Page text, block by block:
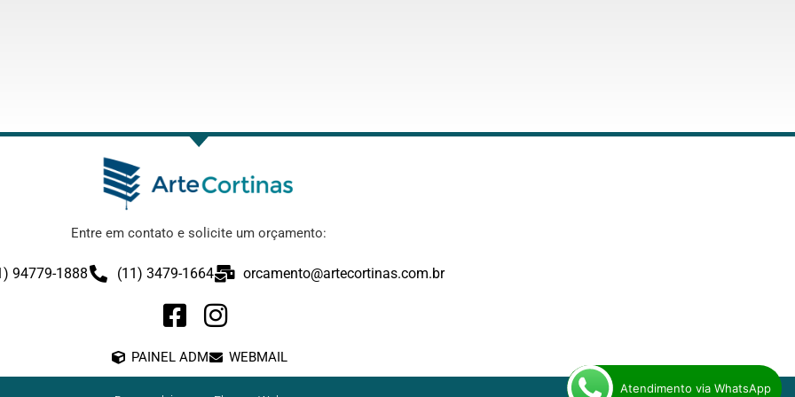
Entre em contato e solicite um orçamento:
94779-1888 (11) 3479-1664 orcamento@artecortinas.com.br
PAINEL ADM WEBMAIL
Atendimento via WhatsApp